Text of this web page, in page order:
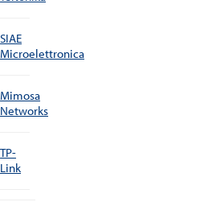
SIAE
Microelettronica
Mimosa
Networks
TP-
Link